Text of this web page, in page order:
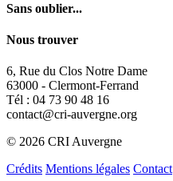
Sans oublier...
Nous trouver
6, Rue du Clos Notre Dame
63000 - Clermont-Ferrand
Tél : 04 73 90 48 16
contact@cri-auvergne.org
© 2026 CRI Auvergne
Crédits Mentions légales Contact